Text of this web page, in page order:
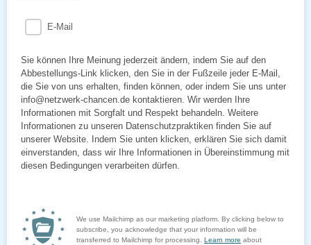
E-Mail
Sie können Ihre Meinung jederzeit ändern, indem Sie auf den
Abbestellungs-Link klicken, den Sie in der Fußzeile jeder E-Mail,
die Sie von uns erhalten, finden können, oder indem Sie uns unter
info@netzwerk-chancen.de kontaktieren. Wir werden Ihre
Informationen mit Sorgfalt und Respekt behandeln. Weitere
Informationen zu unseren Datenschutzpraktiken finden Sie auf
unserer Website. Indem Sie unten klicken, erklären Sie sich damit
einverstanden, dass wir Ihre Informationen in Übereinstimmung mit
diesen Bedingungen verarbeiten dürfen.
We use Mailchimp as our marketing platform. By clicking below to
subscribe, you acknowledge that your information will be
transferred to Mailchimp for processing. Learn more about